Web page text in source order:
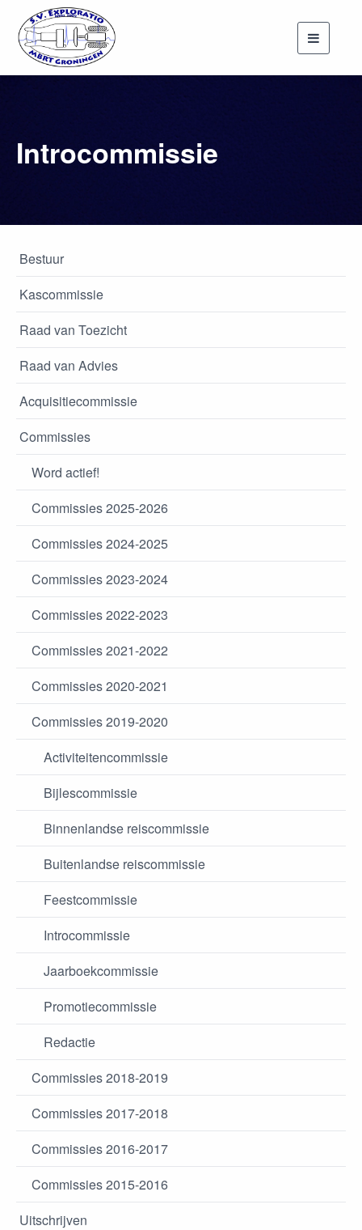
Toggle
Introcommissie
Bestuur
Kascommissie
Raad van Toezicht
Raad van Advies
Acquisitiecommissie
Commissies
Word actief!
Commissies 2025-2026
Commissies 2024-2025
Commissies 2023-2024
Commissies 2022-2023
Commissies 2021-2022
Commissies 2020-2021
Commissies 2019-2020
Activiteitencommissie
Bijlescommissie
Binnenlandse reiscommissie
Buitenlandse reiscommissie
Feestcommissie
Introcommissie
Jaarboekcommissie
Promotiecommissie
Redactie
Commissies 2018-2019
Commissies 2017-2018
Commissies 2016-2017
Commissies 2015-2016
Uitschrijven